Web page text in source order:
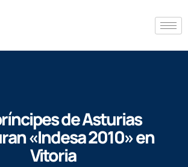
de Asturias
«Indesa 2010» en
Vitoria